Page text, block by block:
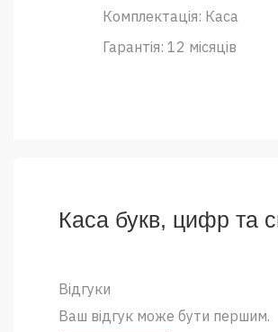
Комплектація: Каса
Гарантія: 12 місяців
Каса букв, цифр та
Відгуки
Ваш відгук може бути першим.